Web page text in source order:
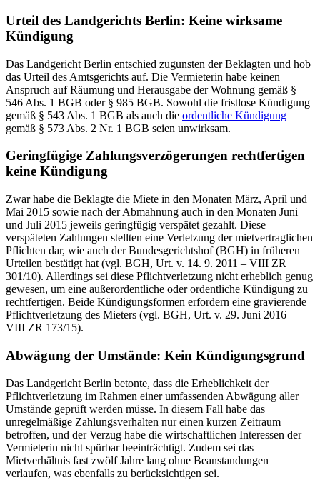
Urteil des Landgerichts Berlin: Keine wirksame
Kündigung
Das Landgericht Berlin entschied zugunsten der Beklagten und hob
das Urteil des Amtsgerichts auf. Die Vermieterin habe keinen
Anspruch auf Räumung und Herausgabe der Wohnung gemäß §
546 Abs. 1 BGB oder § 985 BGB. Sowohl die fristlose Kündigung
gemäß § 543 Abs. 1 BGB als auch die ordentliche Kündigung
gemäß § 573 Abs. 2 Nr. 1 BGB seien unwirksam.
Geringfügige Zahlungsverzögerungen rechtfertigen
keine Kündigung
Zwar habe die Beklagte die Miete in den Monaten März, April und
Mai 2015 sowie nach der Abmahnung auch in den Monaten Juni
und Juli 2015 jeweils geringfügig verspätet gezahlt. Diese
verspäteten Zahlungen stellten eine Verletzung der mietvertraglichen
Pflichten dar, wie auch der Bundesgerichtshof (BGH) in früheren
Urteilen bestätigt hat (vgl. BGH, Urt. v. 14. 9. 2011 – VIII ZR
301/10). Allerdings sei diese Pflichtverletzung nicht erheblich genug
gewesen, um eine außerordentliche oder ordentliche Kündigung zu
rechtfertigen. Beide Kündigungsformen erfordern eine gravierende
Pflichtverletzung des Mieters (vgl. BGH, Urt. v. 29. Juni 2016 –
VIII ZR 173/15).
Abwägung der Umstände: Kein Kündigungsgrund
Das Landgericht Berlin betonte, dass die Erheblichkeit der
Pflichtverletzung im Rahmen einer umfassenden Abwägung aller
Umstände geprüft werden müsse. In diesem Fall habe das
unregelmäßige Zahlungsverhalten nur einen kurzen Zeitraum
betroffen, und der Verzug habe die wirtschaftlichen Interessen der
Vermieterin nicht spürbar beeinträchtigt. Zudem sei das
Mietverhältnis fast zwölf Jahre lang ohne Beanstandungen
verlaufen, was ebenfalls zu berücksichtigen sei.